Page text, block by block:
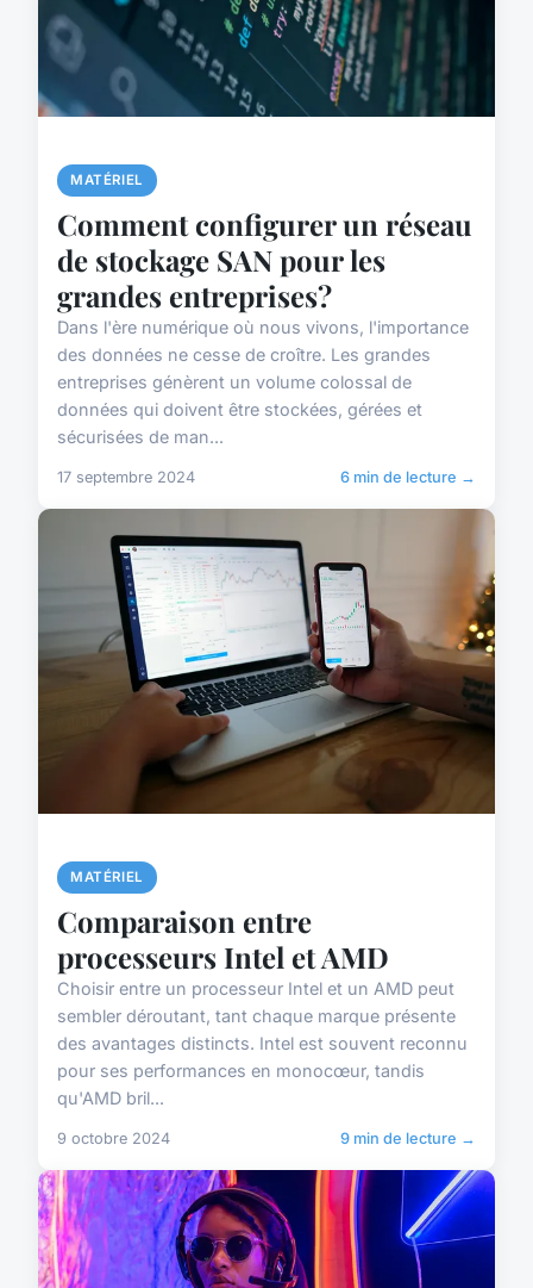
MATÉRIEL
Comment configurer un réseau
de stockage SAN pour les
grandes entreprises?
Dans l'ère numérique où nous vivons, l'importance
des données ne cesse de croître. Les grandes
entreprises génèrent un volume colossal de
données qui doivent être stockées, gérées et
sécurisées de man...
17 septembre 2024 6 min de lecture →
MATÉRIEL
Comparaison entre
processeurs Intel et AMD
Choisir entre un processeur Intel et un AMD peut
sembler déroutant, tant chaque marque présente
des avantages distincts. Intel est souvent reconnu
pour ses performances en monocœur, tandis
qu'AMD bril...
9 octobre 2024 9 min de lecture →